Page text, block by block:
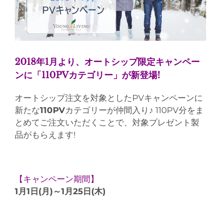
2018年1月より、オートシップ限定キャンペー
ンに「110PVカテゴリー」が新登場!
オートシップ注文を対象としたPVキャンペーンに
新たな110PVカテゴリーが仲間入り♪ 110PV分をま
とめてご注文いただくことで、対象プレゼント製
品がもらえます!
【キャンペーン期間】
1月1日(月)～1月25日(木)